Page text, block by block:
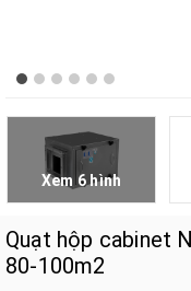
Xem 6 hình
Quạt hộp cabinet
80-100m2